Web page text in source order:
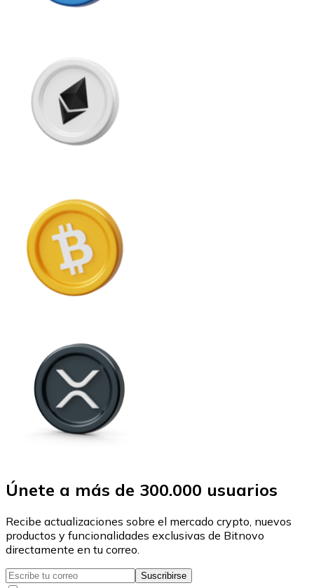
Únete a más de 300.000 usuarios
Recibe actualizaciones sobre el mercado crypto, nuevos
productos y funcionalidades exclusivas de Bitnovo
directamente en tu correo.
Suscribirse